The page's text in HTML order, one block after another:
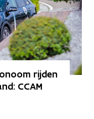
rijden
CCAM